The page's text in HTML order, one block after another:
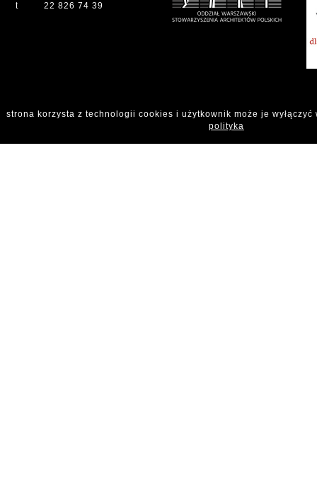
t 22 826 74 39
strona korzysta z technologii cookies i użytkownik może je
polityka